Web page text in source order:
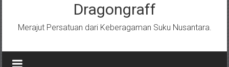
Dragongraff
Merajut Persatuan dari Keberagaman Suku Nusantara.